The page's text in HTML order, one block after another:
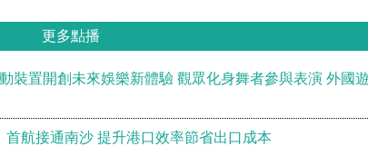
更多點播
裝置開創未來娛樂新體驗 觀眾化身舞者參與表演 外國
首航接通南沙 提升港口效率節省出口成本